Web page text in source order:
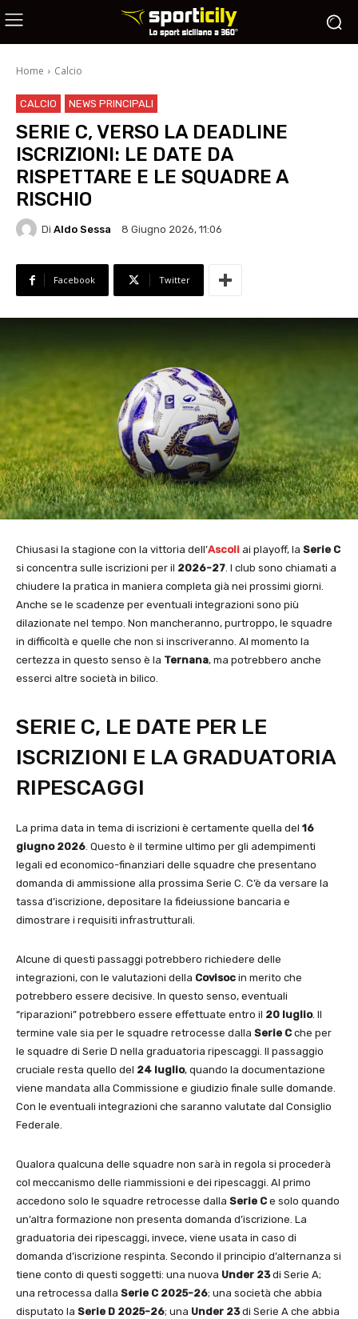
Home Calcio
CALCIO NEWS PRINCIPALI
SERIE C, VERSO LA DEADLINE
ISCRIZIONI: LE DATE DA
RISPETTARE E LE SQUADRE A
RISCHIO
Di Aldo Sessa 8 Giugno 2026, 11:06
Facebook Twitter
Chiusasi la stagione con la vittoria dell’Ascoli ai playoff, la Serie C
si concentra sulle iscrizioni per il 2026-27. I club sono chiamati a
chiudere la pratica in maniera completa già nei prossimi giorni.
Anche se le scadenze per eventuali integrazioni sono più
dilazionate nel tempo. Non mancheranno, purtroppo, le squadre
in difficoltà e quelle che non si inscriveranno. Al momento la
certezza in questo senso è la Ternana, ma potrebbero anche
esserci altre società in bilico.
SERIE C, LE DATE PER LE
ISCRIZIONI E LA GRADUATORIA
RIPESCAGGI
La prima data in tema di iscrizioni è certamente quella del 16
giugno 2026. Questo è il termine ultimo per gli adempimenti
legali ed economico-finanziari delle squadre che presentano
domanda di ammissione alla prossima Serie C. C’è da versare la
tassa d’iscrizione, depositare la fideiussione bancaria e
dimostrare i requisiti infrastrutturali.
Alcune di questi passaggi potrebbero richiedere delle
integrazioni, con le valutazioni della Covisoc in merito che
potrebbero essere decisive. In questo senso, eventuali
“riparazioni” potrebbero essere effettuate entro il 20 luglio. Il
termine vale sia per le squadre retrocesse dalla Serie C che per
le squadre di Serie D nella graduatoria ripescaggi. Il passaggio
cruciale resta quello del 24 luglio, quando la documentazione
viene mandata alla Commissione e giudizio finale sulle domande.
Con le eventuali integrazioni che saranno valutate dal Consiglio
Federale.
Qualora qualcuna delle squadre non sarà in regola si procederà
col meccanismo delle riammissioni e dei ripescaggi. Al primo
accedono solo le squadre retrocesse dalla Serie C e solo quando
un’altra formazione non presenta domanda d’iscrizione. La
graduatoria dei ripescaggi, invece, viene usata in caso di
domanda d’iscrizione respinta. Secondo il principio d’alternanza si
tiene conto di questi soggetti: una nuova Under 23di Serie A;
una retrocessa dalla Serie C 2025-26; una società che abbia
disputato la Serie D 2025-26; una Under 23di Serie A che abbia